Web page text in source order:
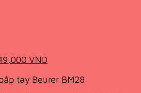
VND
is:
tay Beurer BM28